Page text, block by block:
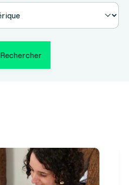
Rechercher